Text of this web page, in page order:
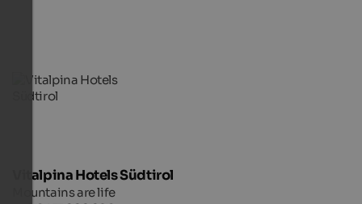
Vitalpina Hotels Südtirol
Mountains are life